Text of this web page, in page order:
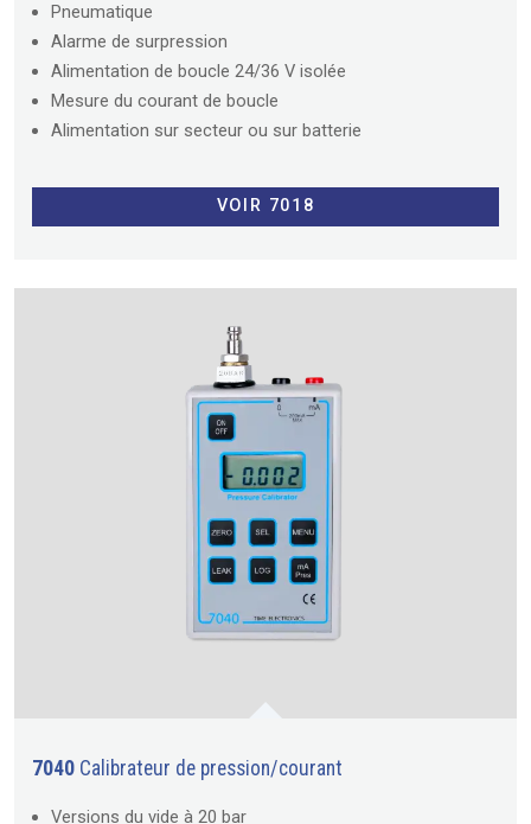
Pneumatique
Alarme de surpression
Alimentation de boucle 24/36 V isolée
Mesure du courant de boucle
Alimentation sur secteur ou sur batterie
VOIR 7018
7040 Calibrateur de pression/courant
Versions du vide à 20 bar